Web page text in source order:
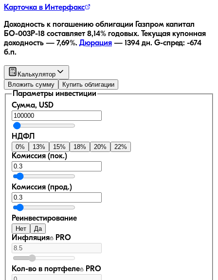
Карточка в Интерфакс
Доходность к погашению облигации Газпром капитал
БО-003Р-18 составляет 8,14% годовых. Текущая купонная
доходность — 7,69%. Дюрация — 1394 дн. G-спред: -674
б.п.
Калькулятор
Вложить сумму
Купить облигации
Параметры инвестиции
Сумма, USD
НДФЛ
0% 13% 15% 18% 20% 22%
Комиссия (пок.)
Комиссия (прод.)
Реинвестирование
Нет Да
Инфляция PRO
Кол-во в портфеле PRO